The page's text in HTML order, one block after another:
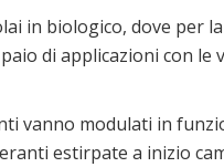
in biologico, dove per
di applicazioni con
vanno modulati in
estirpate a inizio